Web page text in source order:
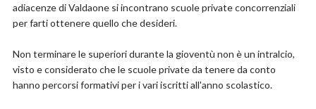
adiacenze di Valdaone si incontrano scuole private concorrenziali
per farti ottenere quello che desideri.
Non terminare le superiori durante la gioventù non è un intralcio,
visto e considerato che le scuole private da tenere da conto
hanno percorsi formativi per i vari iscritti all'anno scolastico.